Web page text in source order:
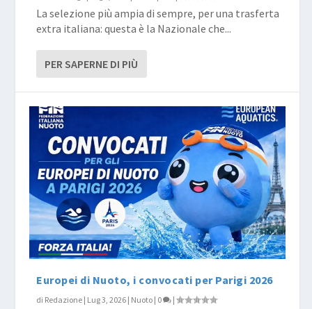
La selezione più ampia di sempre, per una trasferta
extra italiana: questa è la Nazionale che...
PER SAPERNE DI PIÙ
Europei di Nuoto, i convocati per Parigi 2026
di Redazione | Lug 3, 2026 | Nuoto | 0 |